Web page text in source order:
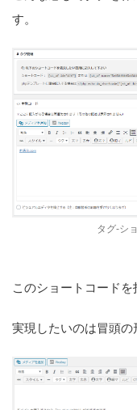
す。
タグ-シ
このショートコードを
実現したいのは冒頭の